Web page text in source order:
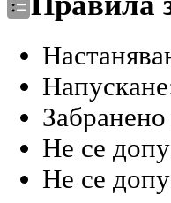
Не се
Не се